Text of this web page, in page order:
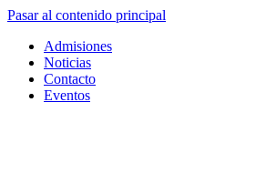
Pasar al contenido principal
Admisiones
Noticias
Contacto
Eventos